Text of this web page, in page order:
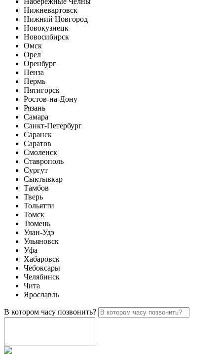
Нижневартовск
Нижний Новгород
Новокузнецк
Новосибирск
Омск
Орел
Оренбург
Пенза
Пермь
Пятигорск
Ростов-на-Дону
Рязань
Самара
Санкт-Петербург
Саранск
Саратов
Смоленск
Ставрополь
Сургут
Сыктывкар
Тамбов
Тверь
Тольятти
Томск
Тюмень
Улан-Удэ
Ульяновск
Уфа
Хабаровск
Чебоксары
Челябинск
Чита
Ярославль
В котором часу позвонить?